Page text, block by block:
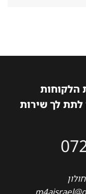
הלקוחות
לתת לך שירות